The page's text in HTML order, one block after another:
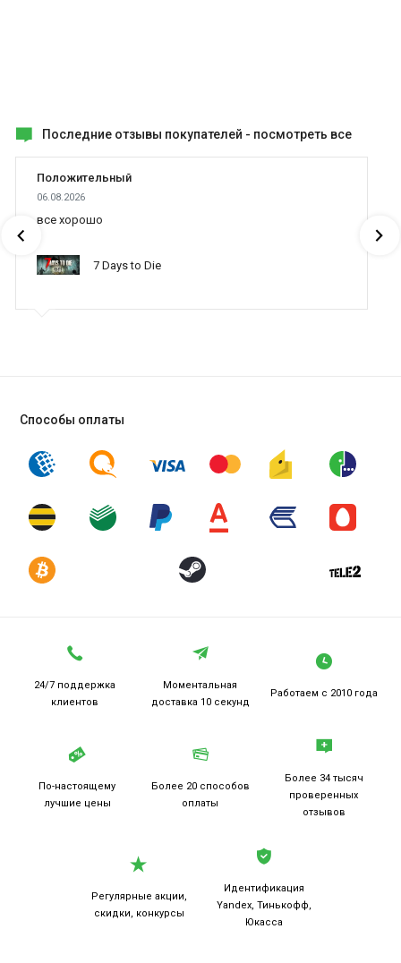
Последние отзывы покупателей - посмотреть все
Положительный
06.08.2026
все хорошо
7 Days to Die
Способы оплаты
24/7 поддержка
клиентов
Моментальная
доставка 10 секунд
Работаем с 2010 года
По-настоящему
лучшие цены
Более 20 способов
оплаты
Более 34 тысяч
проверенных
отзывов
Регулярные акции,
скидки, конкурсы
Идентификация
Yandex, Тинькофф,
Юкасса